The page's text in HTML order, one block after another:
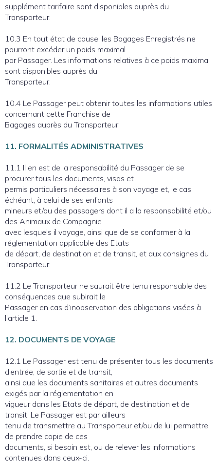
supplément tarifaire sont disponibles auprès du
Transporteur.
10.3 En tout état de cause, les Bagages Enregistrés ne
pourront excéder un poids maximal
par Passager. Les informations relatives à ce poids maximal
sont disponibles auprès du
Transporteur.
10.4 Le Passager peut obtenir toutes les informations utiles
concernant cette Franchise de
Bagages auprès du Transporteur.
11. FORMALITÉS ADMINISTRATIVES
11.1 Il en est de la responsabilité du Passager de se
procurer tous les documents, visas et
permis particuliers nécessaires à son voyage et, le cas
échéant, à celui de ses enfants
mineurs et/ou des passagers dont il a la responsabilité et/ou
des Animaux de Compagnie
avec lesquels il voyage, ainsi que de se conformer à la
réglementation applicable des Etats
de départ, de destination et de transit, et aux consignes du
Transporteur.
11.2 Le Transporteur ne saurait être tenu responsable des
conséquences que subirait le
Passager en cas d’inobservation des obligations visées à
l’article 1.
12. DOCUMENTS DE VOYAGE
12.1 Le Passager est tenu de présenter tous les documents
d’entrée, de sortie et de transit,
ainsi que les documents sanitaires et autres documents
exigés par la réglementation en
vigueur dans les Etats de départ, de destination et de
transit. Le Passager est par ailleurs
tenu de transmettre au Transporteur et/ou de lui permettre
de prendre copie de ces
documents, si besoin est, ou de relever les informations
contenues dans ceux-ci.